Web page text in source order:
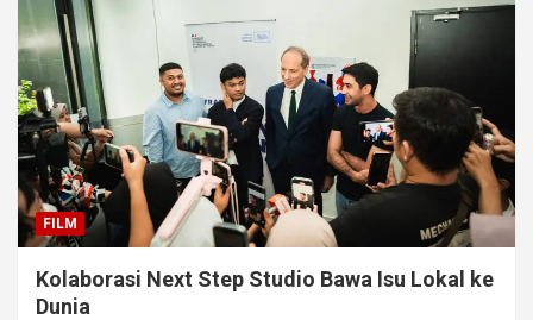
FILM
Kolaborasi Next Step Studio Bawa Isu Lokal ke
Dunia